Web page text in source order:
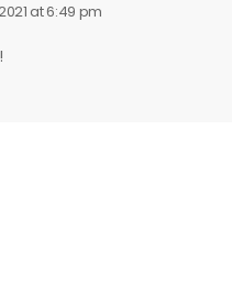
at 6:49 pm